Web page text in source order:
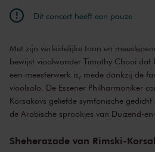
Dit concert heeft een pauze
Met zijn verleidelijke toon en
bewijst vioolwonder Timothy Chooi dat
een meesterwerk is, mede dankzij de
vioolsolo. De Essener Philharmoniker
Korsakovs geliefde symfonische gedicht
de Arabische sprookjes van Duizend-
Sheherazade van Rimski-